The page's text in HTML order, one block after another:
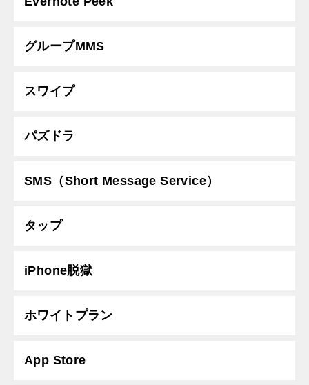
グループMMS
スワイプ
パズドラ
SMS（Short Message Service）
タップ
iPhone脱獄
ホワイトプラン
App Store